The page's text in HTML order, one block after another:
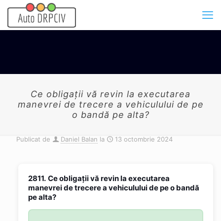
Ce obligaţii vă revin la executarea
manevrei de trecere a vehiculului de pe
o bandă pe alta?
Publicat de Daniel Balan la 13 octombrie 2024
2811. Ce obligaţii vă revin la executarea
manevrei de trecere a vehiculului de pe o bandă
pe alta?